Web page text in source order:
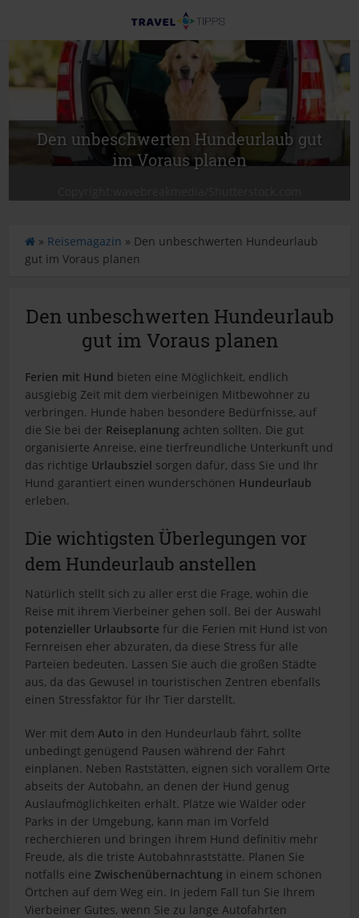
Den unbeschwerten Hundeurlaub gut
im Voraus planen
S
t
t
t
e
» Reisemagazin » Den unbeschwerten Hundeurlaub
gut im Voraus planen
Den unbeschwerten Hundeurlaub
gut im Voraus planen
Ferien mit Hund bieten eine Möglichkeit, endlich
ausgiebig Zeit mit dem vierbeinigen Mitbewohner zu
verbringen. Hunde haben besondere Bedürfnisse, auf
die Sie bei der Reiseplanung achten sollten. Die gut
organisierte Anreise, eine tierfreundliche Unterkunft und
das richtige Urlaubsziel sorgen dafür, dass Sie und Ihr
Hund garantiert einen wunderschönen Hundeurlaub
erleben.
Die wichtigsten Überlegungen vor
dem Hundeurlaub anstellen
Natürlich stellt sich zu aller erst die Frage, wohin die
Reise mit ihrem Vierbeiner gehen soll. Bei der Auswahl
potenzieller Urlaubsorte für die Ferien mit Hund ist von
Fernreisen eher abzuraten, da diese Stress für alle
Parteien bedeuten. Lassen Sie auch die großen Städte
aus, da das Gewusel in touristischen Zentren ebenfalls
einen Stressfaktor für Ihr Tier darstellt.
Wer mit demAuto in den Hundeurlaub fährt, sollte
unbedingt genügend Pausen während der Fahrt
einplanen. Neben Raststätten, eignen sich vorallem Orte
abseits der Autobahn, an denen der Hund genug
Auslaufmöglichkeiten erhält. Plätze wie Wälder oder
Parks in der Umgebung, kann man im Vorfeld
recherchieren und bringen ihrem Hund definitiv mehr
Freude, als die triste Autobahnraststätte. Planen Sie
notfalls eineZwischenübernachtung in einem schönen
Örtchen auf dem Weg ein. In jedem Fall tun Sie Ihrem
Vierbeiner Gutes, wenn Sie zu lange Autofahrten